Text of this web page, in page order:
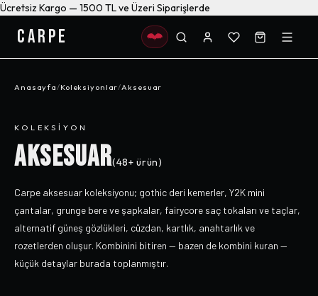
Ücretsiz Kargo — 1500 TL ve Üzeri Siparişlerde
CARPE
Anasayfa/Koleksiyonlar/Aksesuar
KOLEKSIYON
AKSESUAR(48+ ürün)
Carpe aksesuar koleksiyonu; gothic deri kemerler, Y2K mini
çantalar, grunge bere ve şapkalar, fairycore saç tokaları ve taçlar,
alternatif güneş gözlükleri, cüzdan, kartlık, anahtarlık ve
rozetlerden oluşur. Kombinini bitiren — bazen de kombini kuran —
küçük detaylar burada toplanmıştır.